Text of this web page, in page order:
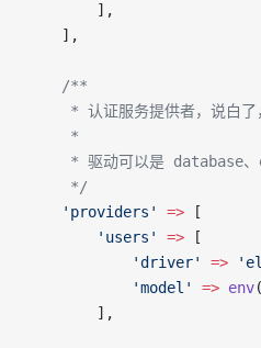
        ],
    ],
    /**
* 认证服务提供者，说白了
     *
* 驱动可以是 database
     */
    'providers'
=> [
        'users'
=> [
            'driver'
=>
            'model'
=> env(
        ],